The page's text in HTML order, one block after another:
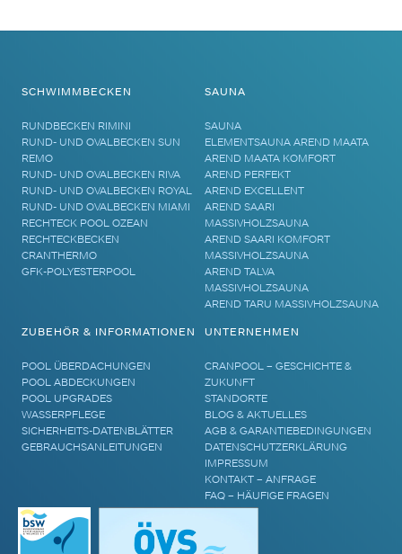
SCHWIMMBECKEN
RUNDBECKEN RIMINI
RUND- UND OVALBECKEN SUN
REMO
RUND- UND OVALBECKEN RIVA
RUND- UND OVALBECKEN ROYAL
RUND- UND OVALBECKEN MIAMI
RECHTECK POOL OZEAN
RECHTECKBECKEN
CRANTHERMO
GFK-POLYESTERPOOL
SAUNA
SAUNA
ELEMENTSAUNA AREND MAATA
AREND MAATA KOMFORT
AREND PERFEKT
AREND EXCELLENT
AREND SAARI
MASSIVHOLZSAUNA
AREND SAARI KOMFORT
MASSIVHOLZSAUNA
AREND TALVA
MASSIVHOLZSAUNA
AREND TARU MASSIVHOLZSAUNA
ZUBEHÖR & INFORMATIONEN
POOL ÜBERDACHUNGEN
POOL ABDECKUNGEN
POOL UPGRADES
WASSERPFLEGE
SICHERHEITS-DATENBLÄTTER
GEBRAUCHSANLEITUNGEN
UNTERNEHMEN
CRANPOOL – GESCHICHTE &
ZUKUNFT
STANDORTE
BLOG & AKTUELLES
AGB & GARANTIEBEDINGUNGEN
DATENSCHUTZERKLÄRUNG
IMPRESSUM
KONTAKT – ANFRAGE
FAQ – HÄUFIGE FRAGEN